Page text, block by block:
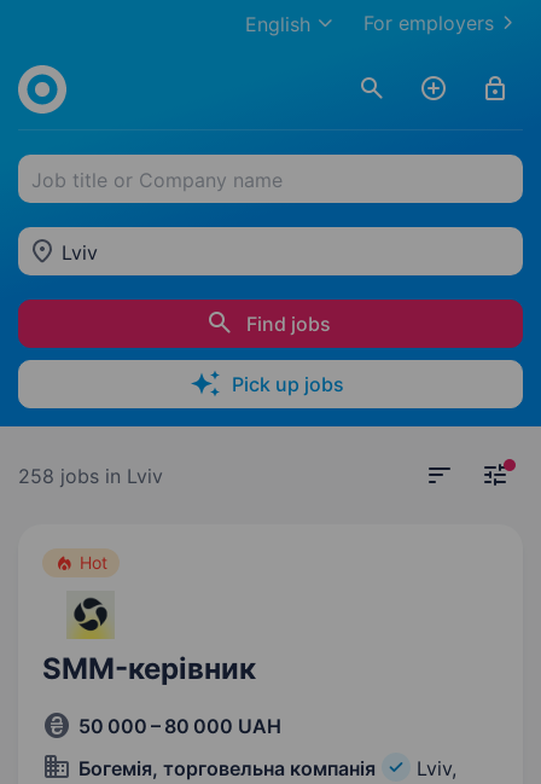
For employers
English
Job title or Company name
Lviv
Find jobs
Pick up jobs
258 jobs in Lviv
Hot
SMM-керівник
50 000 – 80 000 UAH
Богемія, торговельна компанія
Lviv,